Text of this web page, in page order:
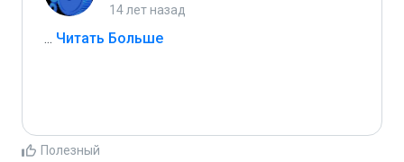
14 лет назад
... Читать Больше
Полезный